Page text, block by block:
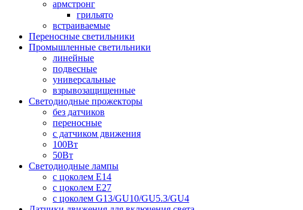
армстронг
грильято
встраиваемые
Переносные светильники
Промышленные светильники
линейные
подвесные
универсальные
взрывозащищенные
Светодиодные прожекторы
без датчиков
переносные
с датчиком движения
100Вт
50Вт
Светодиодные лампы
с цоколем E14
с цоколем E27
с цоколем G13/GU10/GU5.3/GU4